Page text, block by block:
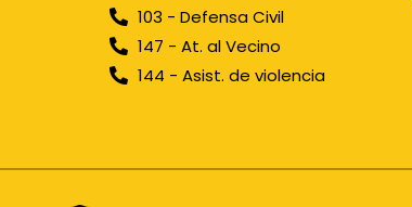
103 - Defensa Civil
147 - At. al Vecino
144 - Asist. de violencia